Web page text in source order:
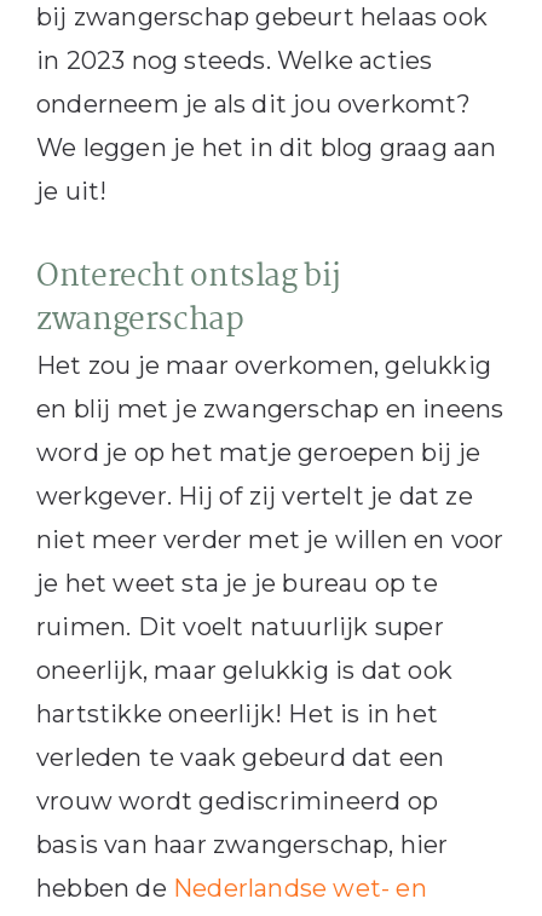
bij zwangerschap gebeurt helaas ook
in 2023 nog steeds. Welke acties
onderneem je als dit jou overkomt?
We leggen je het in dit blog graag aan
je uit!
Onterecht ontslag bij
zwangerschap
Het zou je maar overkomen, gelukkig
en blij met je zwangerschap en ineens
word je op het matje geroepen bij je
werkgever. Hij of zij vertelt je dat ze
niet meer verder met je willen en voor
je het weet sta je je bureau op te
ruimen. Dit voelt natuurlijk super
oneerlijk, maar gelukkig is dat ook
hartstikke oneerlijk! Het is in het
verleden te vaak gebeurd dat een
vrouw wordt gediscrimineerd op
basis van haar zwangerschap, hier
hebben de Nederlandse wet- en